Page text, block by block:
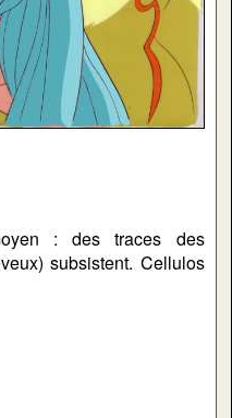
: des traces des
subsistent. Cellulos